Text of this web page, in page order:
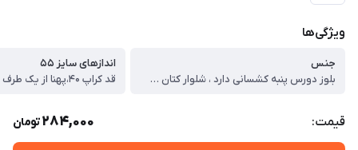
ویژگی‌ها
جنس
بلوز دورس پنبه کشسانی دارد ، شلوار کتان کشسانی ندارد
اندازهای سایز ۵۵
قیمت: 284,000تومان